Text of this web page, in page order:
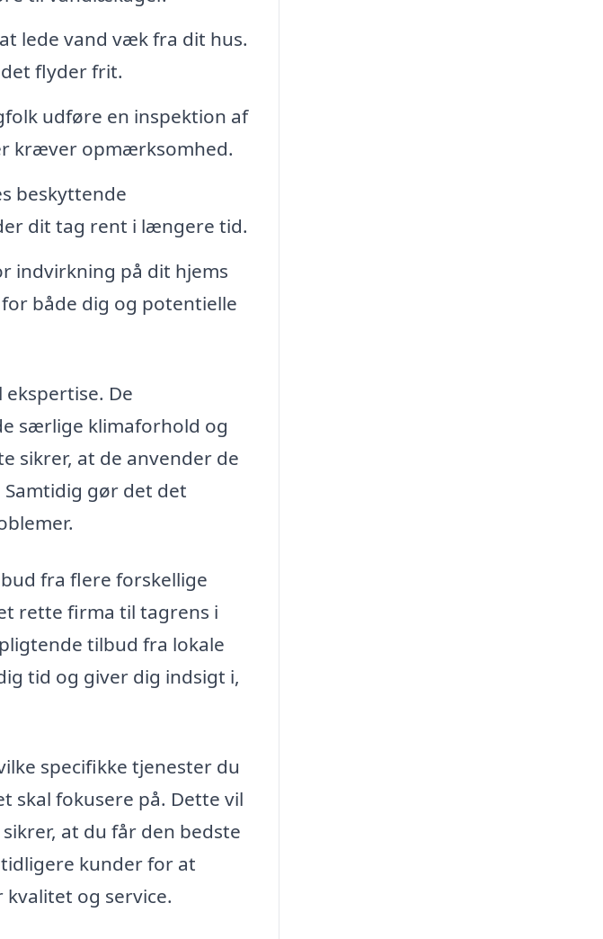
lede vand væk fra dit hus.
flyder frit.
udføre en inspektion af
kræver opmærksomhed.
beskyttende
dit tag rent i længere tid.
indvirkning på dit hjems
både dig og potentielle
De
særlige klimaforhold og
sikrer, at de anvender de
gør det det
fra flere forskellige
rette firma til tagrens i
tilbud fra lokale
tid og giver dig indsigt i,
specifikke tjenester du
skal fokusere på. Dette vil
at du får den bedste
kunder for at
og service.